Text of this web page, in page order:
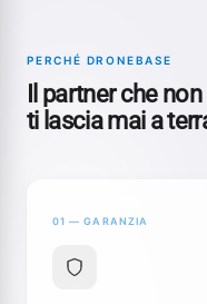
PERCHÉ DRONEBASE
Il partner che non
ti lascia mai a
01 — GARANZIA